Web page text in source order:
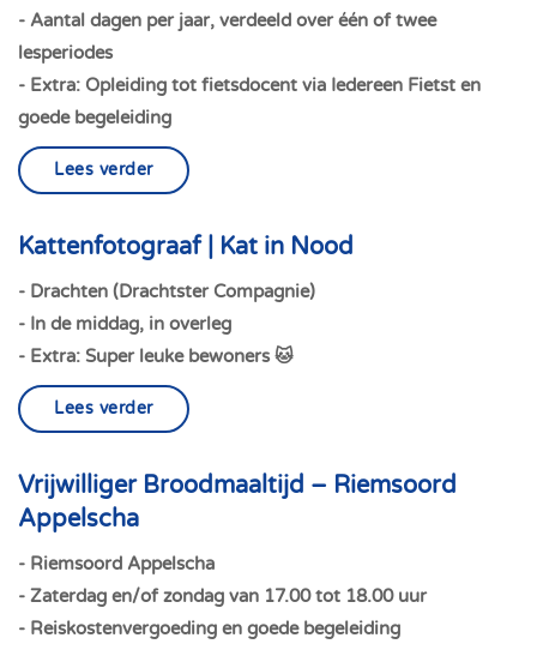
- Aantal dagen per jaar, verdeeld over één of twee
lesperiodes
- Extra: Opleiding tot fietsdocent via Iedereen Fietst en
goede begeleiding
Lees verder
Kattenfotograaf | Kat in Nood
- Drachten (Drachtster Compagnie)
- In de middag, in overleg
- Extra: Super leuke bewoners 🐱
Lees verder
Vrijwilliger Broodmaaltijd – Riemsoord
Appelscha
- Riemsoord Appelscha
- Zaterdag en/of zondag van 17.00 tot 18.00 uur
- Reiskostenvergoeding en goede begeleiding